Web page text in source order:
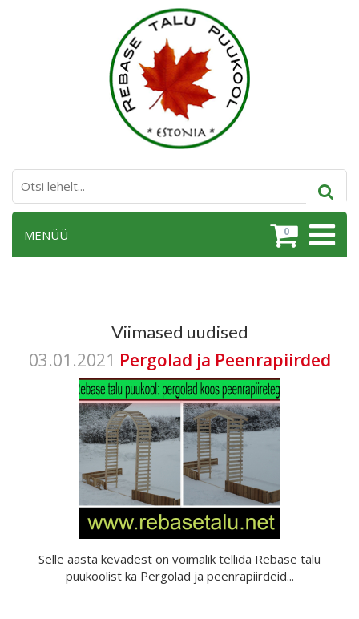
0
MENÜÜ
Viimased uudised
03.01.2021 Pergolad ja Peenrapiirded
Selle aasta kevadest on võimalik tellida Rebase talu
puukoolist ka Pergolad ja peenrapiirdeid...